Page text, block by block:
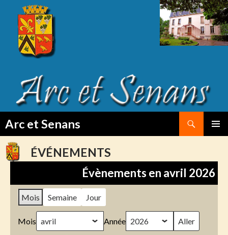
Arc et Senans
TO
CONTENTÉVÉNEMENTS
Évènements en avril 2026
Mois Semaine Jour
Mois Année